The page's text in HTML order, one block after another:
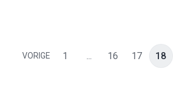
VORIGE 1 ... 16 17 18